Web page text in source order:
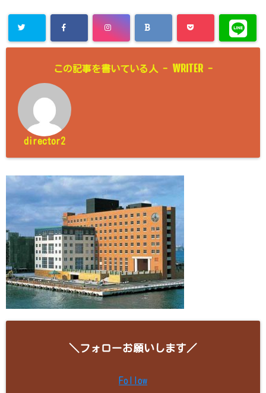
この記事を書いている人 - WRITER -
director2
＼フォローお願いします／
Follow